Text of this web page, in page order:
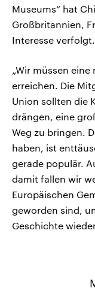
Museums“ hat
Großbritannien,
Interesse
„Wir müssen
erreichen. Die
Union sollten die
drängen, eine
Weg zu bringen.
haben, ist
gerade populär.
damit fallen wir
Europäischen
geworden sind,
Geschichte